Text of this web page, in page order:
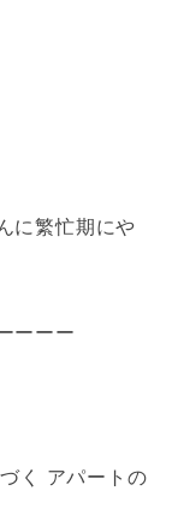
に繁忙期にや
ーーー
く アパートの